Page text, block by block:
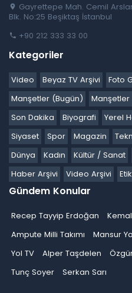
Gayrettepe Mah. Cemil
Blk. No:25 Beşiktaş İstanbul
+90 212 333 33 00
Kategoriler
Video Beyaz TV Arşivi Foto
Manşetler (Bugün)
Manşetler
Son Dakika
Biyografi Yerel
Siyaset
Spor Magazin
Dünya
Kadın Kültür / Sanat
Haber Arşivi
Video Arşivi
Gündem Konular
Recep Tayyip Erdoğan
Ampute Milli Takımı
Mansur
Yol TV
Alper Taşdelen
Tunç Soyer
Serkan Sarı